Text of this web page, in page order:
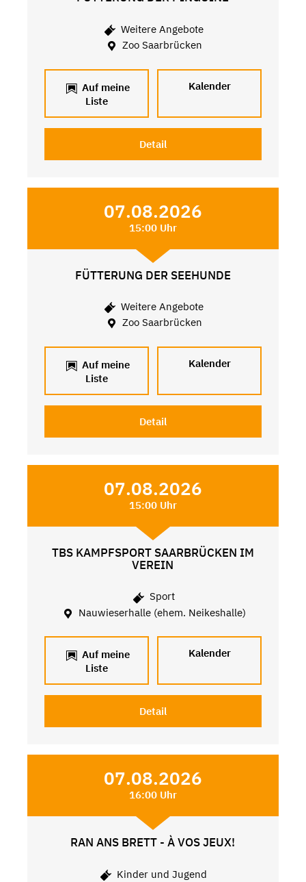
Weitere Angebote
Zoo Saarbrücken
Auf meine
Liste
Kalender
Detail
07.08.2026
15:00 Uhr
FÜTTERUNG DER SEEHUNDE
Weitere Angebote
Zoo Saarbrücken
Auf meine
Liste
Kalender
Detail
07.08.2026
15:00 Uhr
TBS KAMPFSPORT SAARBRÜCKEN IM
VEREIN
Sport
Nauwieserhalle (ehem. Neikeshalle)
Auf meine
Liste
Kalender
Detail
07.08.2026
16:00 Uhr
RAN ANS BRETT - À VOS JEUX!
Kinder und Jugend